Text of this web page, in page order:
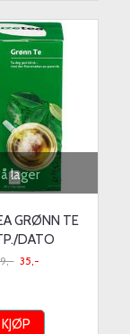
lager
GRØNN TE
DATO
35,-
KJØP